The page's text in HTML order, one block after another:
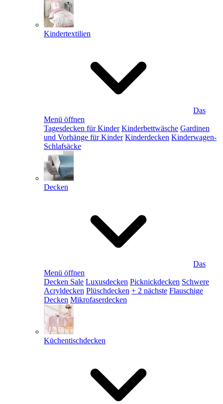
Kindertextilien
Das
Menü öffnen
Tagesdecken für Kinder Kinderbettwäsche Gardinen
und Vorhänge für Kinder Kinderdecken Kinderwagen-
Schlafsäcke
Decken
Das
Menü öffnen
Decken Sale Luxusdecken Picknickdecken Schwere
Acryldecken Plüschdecken + 2 nächste Flauschige
Decken Mikrofaserdecken
Küchentischdecken